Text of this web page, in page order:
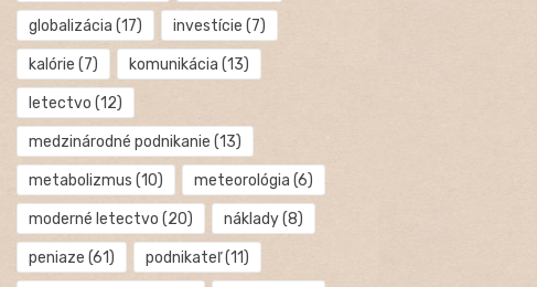
globalizácia (17) investície (7)
kalórie (7) komunikácia (13)
letectvo (12)
medzinárodné podnikanie (13)
metabolizmus (10) meteorológia (6)
moderné letectvo (20) náklady(8)
peniaze (61) podnikateľ(11)